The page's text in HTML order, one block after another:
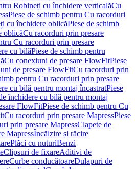
Robineți cu închidere verticalăCu
Piese de schimb pentru Cu racorduri
cu închidere oblicăPiese de schimb
oblicăCu racorduri prin presare
Cu racorduri prin presare
cu bilăPiese de schimb pentru
Cu conexiuni de presare FlowFitPiese
de presare FlowFitCu racorduri prin
pentru Cu racorduri prin presare
cu bilă pentru montaj încastratPiese
închidere cu bilă pentru montaj
FlowFitPiese de schimb pentru Cu
Cu racorduri prin presare MapressPiese
prin presare MapressClapete de
MapressÎncălzire și răcire
Plăci cu nuturiBenzi
Clipsuri de fixareAditivi de
Curbe conducătoareDulapuri de